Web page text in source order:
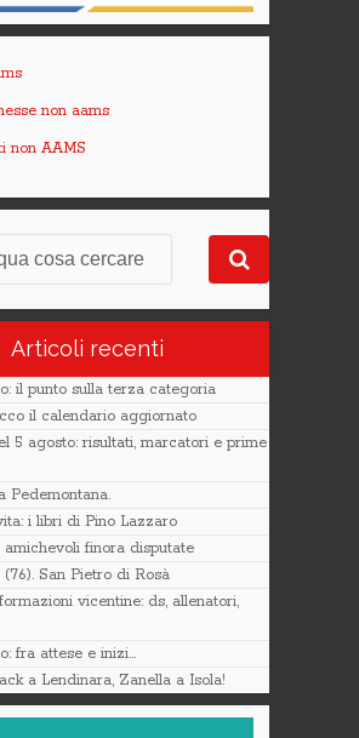
non aams
non AAMS
Articoli recenti
il punto sulla terza categoria
il calendario aggiornato
5 agosto: risultati, marcatori e prime
Pedemontana.
i libri di Pino Lazzaro
amichevoli finora disputate
San Pietro di Rosà
vicentine: ds, allenatori,
fra attese e inizi…
a Lendinara, Zanella a Isola!